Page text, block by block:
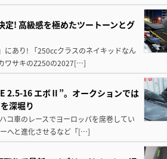
定! 高級感を極めたツートーンとグ
にあり! 「250ccクラスのネイキッドなん
ワサキのZ250の2027[…]
2.5-16 エボⅡ”。オークションでは
深堀り
コ車のレースでヨーロッパを席巻してい
へと進化させるなど「[…]